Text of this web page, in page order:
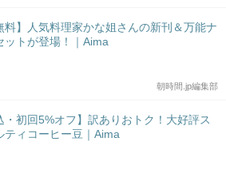
料】人気料理家かな姐さんの新刊＆万能ナ
ットが登場！｜Aima
朝時間.jp編集部
・初回5%オフ】訳ありおトク！大好評ス
ティコーヒー豆｜Aima